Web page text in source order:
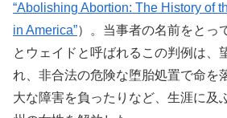
“Abolishing Abortion: The History of
in America”）。当事者の名前をとっ
とウェイドと呼ばれるこの判例は、
れ、非合法の危険な堕胎処置で命を
大な障害を負ったりなど、生涯に及